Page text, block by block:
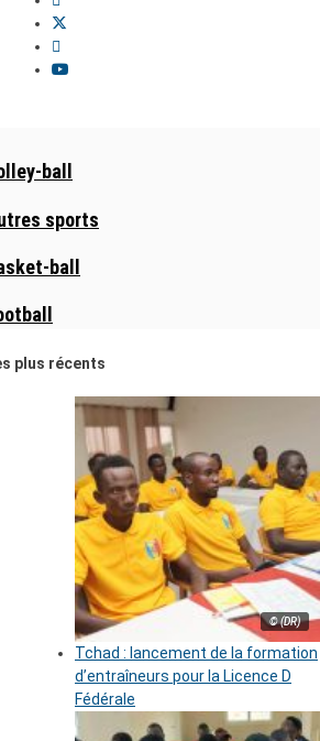
ball
sports
ball
plus récents
© (DR)
Tchad : lancement de la formation
d’entraîneurs pour la Licence D
Fédérale